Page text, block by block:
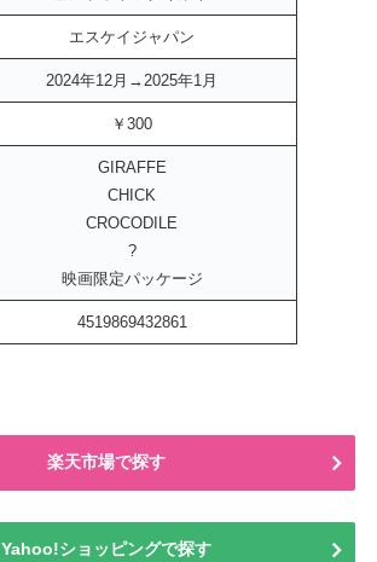
エスケイジャパン
2024年12月→2025年1月
￥300
GIRAFFE
CHICK
CROCODILE
?
映画限定パッケージ
4519869432861
楽天市場で探す
Yahoo!ショッピングで探す